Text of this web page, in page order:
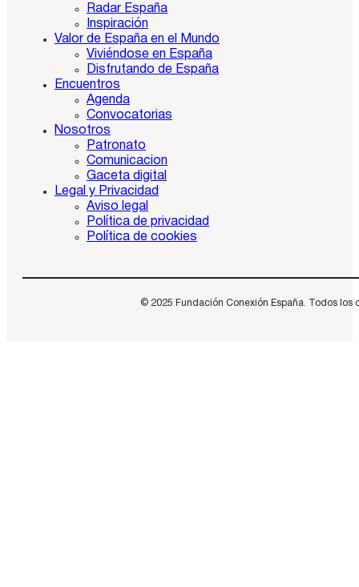
Radar España
Inspiración
Valor de España en el Mundo
Viviéndose en España
Disfrutando de España
Encuentros
Agenda
Convocatorias
Nosotros
Patronato
Comunicacion
Gaceta digital
Legal y Privacidad
Aviso legal
Política de privacidad
Política de cookies
© 2025 Fundación Conexión España. Todos los